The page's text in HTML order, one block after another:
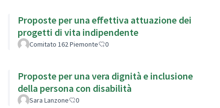
Proposte per una effettiva attuazione dei
progetti di vita indipendente
Comitato 162 Piemonte 0
Proposte per una vera dignità e inclusione
della persona con disabilità
Sara Lanzone 0